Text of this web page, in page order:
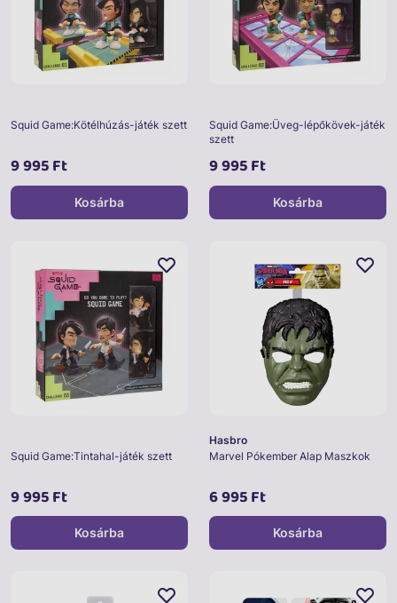
Squid Game:Kötélhúzás-játék szett
9 995 Ft
Kosárba
Squid Game:Üveg-lépőkövek-játék
szett
9 995 Ft
Kosárba
Squid Game:Tintahal-játék szett
9 995 Ft
Kosárba
Hasbro
Marvel Pókember Alap Maszkok
6 995 Ft
Kosárba